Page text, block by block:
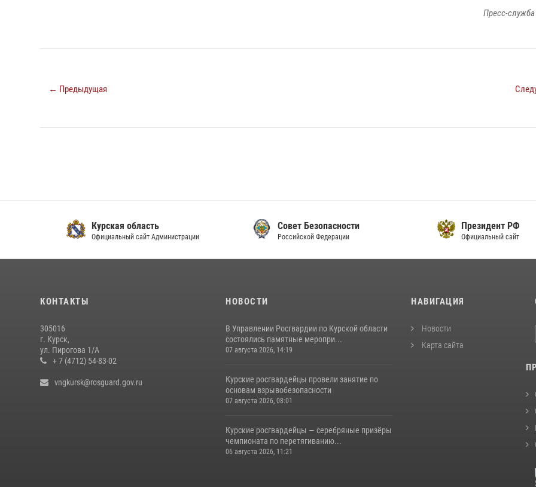
Пресс-служба
← Предыдущая
Курская область
Официальный сайт Администрации
Совет Безопасности
Российской Федерации
Президент РФ
Официальный сайт
КОНТАКТЫ
305016
г. Курск,
ул. Пирогова 1/А
+ 7 (4712) 54-83-02
vngkursk@rosguard.gov.ru
НОВОСТИ
В Управлении Росгвардии по Курской области
состоялись памятные меропри...
07 августа 2026, 14:19
Курские росгвардейцы провели занятие по
основам взрывобезопасности
07 августа 2026, 08:01
Курские росгвардейцы — серебряные призёры
чемпионата по перетягиванию...
06 августа 2026, 11:21
НАВИГАЦИЯ
Новости
Карта сайта